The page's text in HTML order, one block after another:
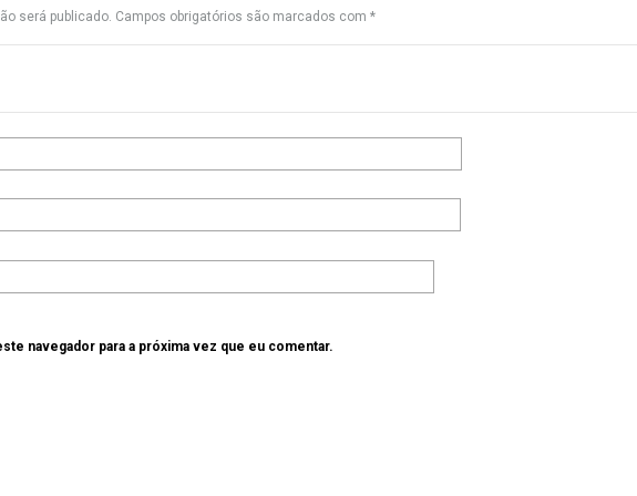
será publicado. Campos obrigatórios são marcados com *
navegador para a próxima vez que eu comentar.